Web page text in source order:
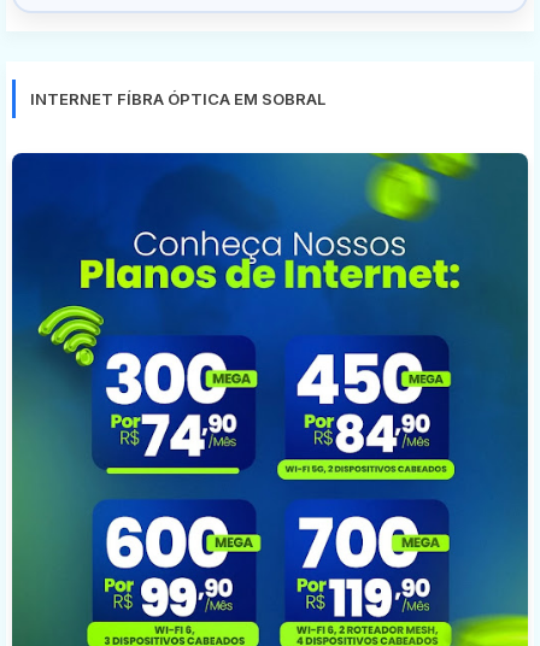
INTERNET FÍBRA ÓPTICA EM SOBRAL